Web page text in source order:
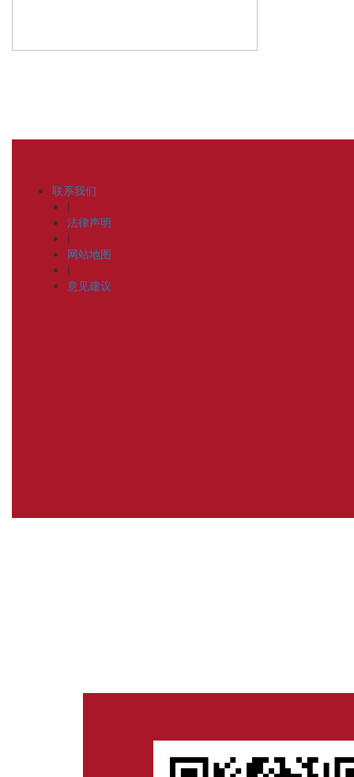
联系我们
|
法律声明
|
网站地图
|
意见建议